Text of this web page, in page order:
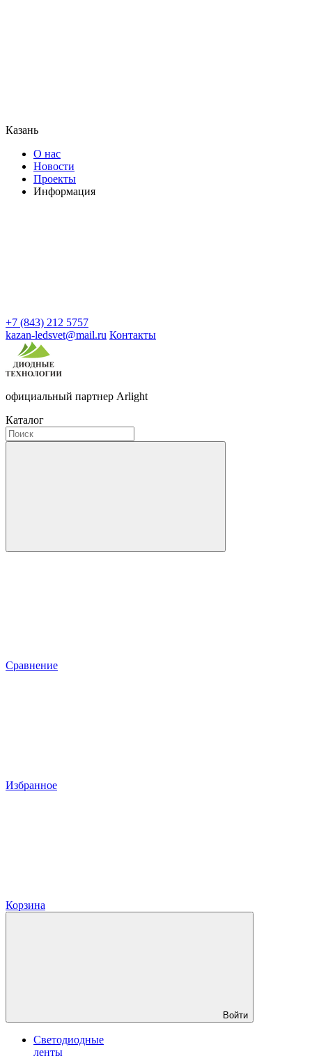
Казань
О нас
Новости
Проекты
Информация
+7 (843) 212 5757
kazan-ledsvet@mail.ru Контакты
официальный партнер Arlight
Каталог
Сравнение
Избранное
Корзина
Войти
Светодиодные
ленты